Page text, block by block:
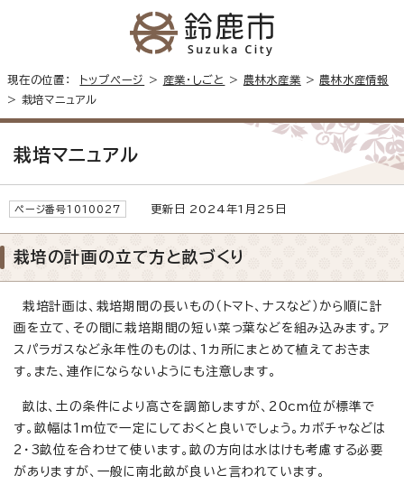
現在の位置： トップページ > 産業・しごと > 農林水産業 > 農林水産情報
> 栽培マニュアル
栽培マニュアル
ページ番号1010027 更新日 2024年1月25日
栽培の計画の立て方と畝づくり
栽培計画は、栽培期間の長いもの（トマト、ナスなど）から順に計
画を立て、その間に栽培期間の短い菜っ葉などを組み込みます。ア
スパラガスなど永年性のものは、1カ所にまとめて植えておきま
す。また、連作にならないようにも注意します。
畝は、土の条件により高さを調節しますが、20cm位が標準で
す。畝幅は1m位で一定にしておくと良いでしょう。カボチャなどは
2・3畝位を合わせて使います。畝の方向は水はけも考慮する必要
がありますが、一般に南北畝が良いと言われています。